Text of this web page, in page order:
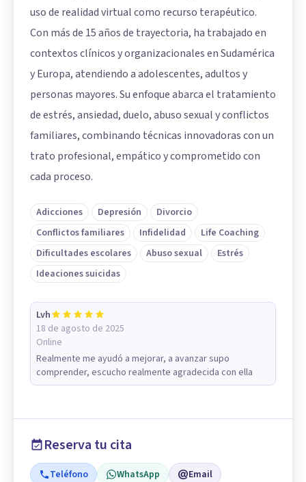
uso de realidad virtual como recurso terapéutico.
Con más de 15 años de trayectoria, ha trabajado en
contextos clínicos y organizacionales en Sudamérica
y Europa, atendiendo a adolescentes, adultos y
personas mayores. Su enfoque abarca el tratamiento
de estrés, ansiedad, duelo, abuso sexual y conflictos
familiares, combinando técnicas innovadoras con un
trato profesional, empático y comprometido con
cada proceso.
Adicciones Depresión
Divorcio
Conflictos familiares
Infidelidad
Life Coaching
Dificultades escolares
Abuso sexual
Estrés
Ideaciones suicidas
Lvh
18 de agosto de 2025
Online
Realmente me ayudó a mejorar, a avanzar supo
comprender, escucho realmente agradecida con ella
Reserva tu cita
Teléfono WhatsApp Email